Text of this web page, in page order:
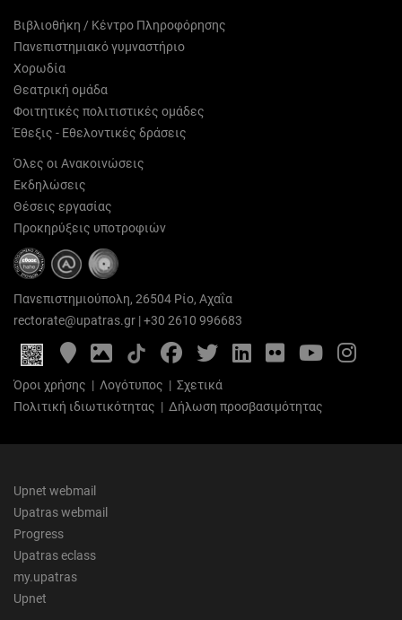
Βιβλιοθήκη / Κέντρο Πληροφόρησης
Πανεπιστημιακό γυμναστήριο
Χορωδία
Θεατρική ομάδα
Φοιτητικές πολιτιστικές ομάδες
Έθεξις - Εθελοντικές δράσεις
Όλες οι Ανακοινώσεις
Εκδηλώσεις
Θέσεις εργασίας
Προκηρύξεις υποτροφιών
Πανεπιστημιούπολη, 26504 Ρίο, Αχαΐα
rectorate@upatras.gr |+30 2610 996683
Google
Maps
Photo
Gallery
FacebookTwitterLinkedIn
FlickrYouTube
Όροι χρήσης | Λογότυπος | Σχετικά
Πολιτική ιδιωτικότητας | Δήλωση προσβασιμότητας
Upnet webmail
Upatras webmail
Progress
Upatras eclass
my.upatras
Upnet